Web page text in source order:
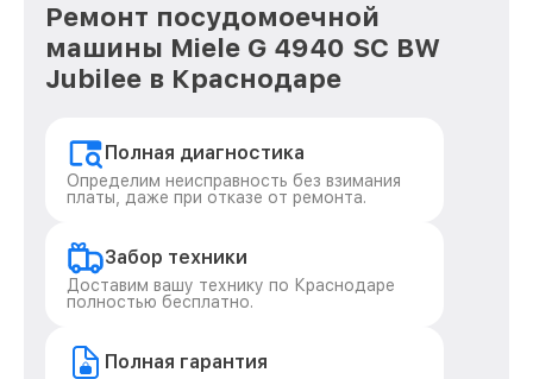
Ремонт посудомоечной
машины Miele G 4940 SC BW
Jubilee в Краснодаре
Полная диагностика
Определим неисправность без взимания
платы, даже при отказе от ремонта.
Забор техники
Доставим вашу технику по Краснодаре
полностью бесплатно.
Полная гарантия